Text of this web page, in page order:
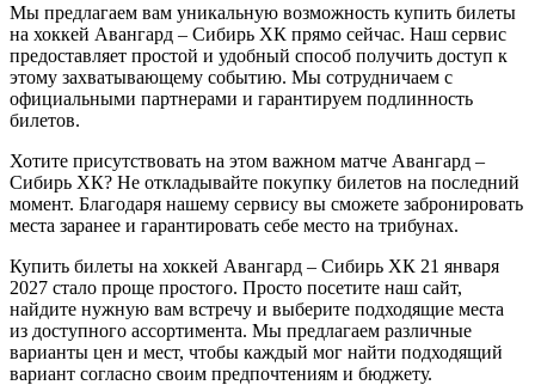
Мы предлагаем вам уникальную возможность купить билеты
на хоккей Авангард – Сибирь ХК прямо сейчас. Наш сервис
предоставляет простой и удобный способ получить доступ к
этому захватывающему событию. Мы сотрудничаем с
официальными партнерами и гарантируем подлинность
билетов.
Хотите присутствовать на этом важном матче Авангард –
Сибирь ХК? Не откладывайте покупку билетов на последний
момент. Благодаря нашему сервису вы сможете забронировать
места заранее и гарантировать себе место на трибунах.
Купить билеты на хоккей Авангард – Сибирь ХК 21 января
2027 стало проще простого. Просто посетите наш сайт,
найдите нужную вам встречу и выберите подходящие места
из доступного ассортимента. Мы предлагаем различные
варианты цен и мест, чтобы каждый мог найти подходящий
вариант согласно своим предпочтениям и бюджету.